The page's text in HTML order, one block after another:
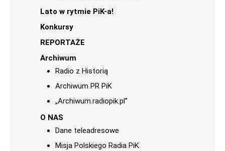
Lato w rytmie PiK-a!
Konkursy
REPORTAŻE
Archiwum
Radio z Historią
Archiwum PR PiK
„Archiwum.radiopik.pl”
O NAS
Dane teleadresowe
Misja Polskiego Radia PiK